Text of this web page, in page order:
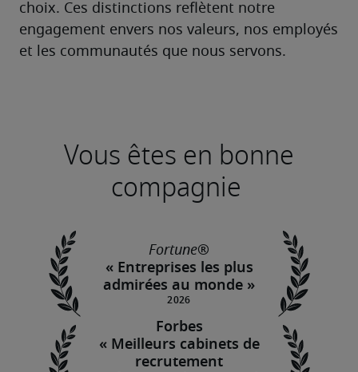
choix. Ces distinctions reflètent notre
engagement envers nos valeurs, nos employés
et les communautés que nous servons.
Vous êtes en bonne
compagnie
Fortune®
« Entreprises les plus
admirées au monde »
Forbes
« Meilleurs cabinets de
recrutement